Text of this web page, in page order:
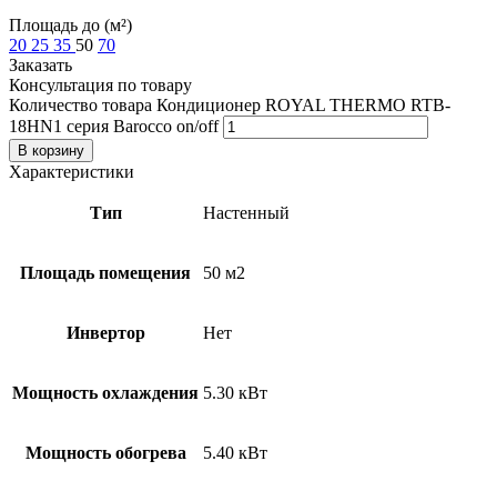
Площадь до (м²)
20 25 35 50 70
Заказать
Консультация по товару
Количество товара Кондиционер ROYAL THERMO RTB-
18HN1 серия Barocco on/off
В корзину
Характеристики
Тип Настенный
Площадь помещения 50 м2
Инвертор Нет
Мощность охлаждения 5.30 кВт
Мощность обогрева 5.40 кВт